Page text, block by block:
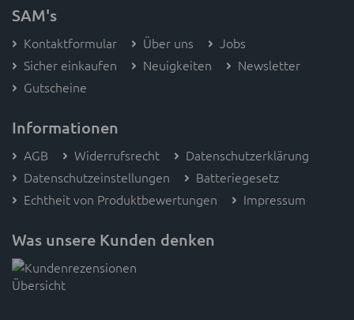
Kontaktformular
Sicher einkaufen
Neuigkeiten
Newsletter
Gutscheine
AGB Widerrufsrecht
Datenschutzeinstellungen
Batteriegesetz
Echtheit von Produktbewertungen
Impressum